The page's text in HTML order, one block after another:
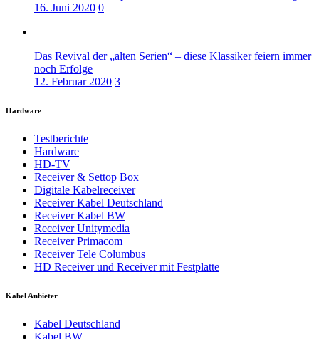
16. Juni 2020 0
Das Revival der „alten Serien“ – diese Klassiker feiern immer
noch Erfolge
12. Februar 2020 3
Hardware
Testberichte
Hardware
HD-TV
Receiver & Settop Box
Digitale Kabelreceiver
Receiver Kabel Deutschland
Receiver Kabel BW
Receiver Unitymedia
Receiver Primacom
Receiver Tele Columbus
HD Receiver und Receiver mit Festplatte
Kabel Anbieter
Kabel Deutschland
Kabel BW